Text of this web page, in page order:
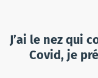
J’ai le nez qui
Covid, je